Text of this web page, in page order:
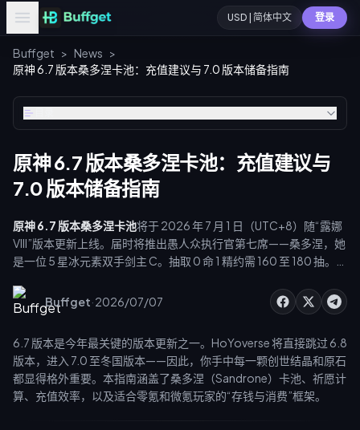
USD | 简体中文 登录
Buffget > News >
原神 6.7 版本桑多涅卡池：充值建议与 7.0 版本储备指南
原神 6.7 版本桑多涅卡池：充值建议与
7.0 版本储备指南
原神 6.7 版本桑多涅卡池将于 2026 年 7 月 1 日（UTC+8）随“露娜
VIII”版本更新上线。届时将推出愚人众执行官第七席——桑多涅，她
是一位 5 星冰元素双手剑主 C。抽取 0 命 1 精约需 160 至 180 抽。鉴
择地充值创世结晶，并为后续版本预留资源。
Buffget·2026/07/07
6.7 版本是今年最关键的版本更新之一。HoYoverse 将直接跳过 6.8
版本，进入 7.0 至冬国版本——因此，你手中每一颗创世结晶和原石
都显得格外重要。本指南涵盖了桑多涅（Sandrone）卡池、祈愿计
算、充值效率，以及适合零氪和微氪玩家的“存钱与消费”框架。